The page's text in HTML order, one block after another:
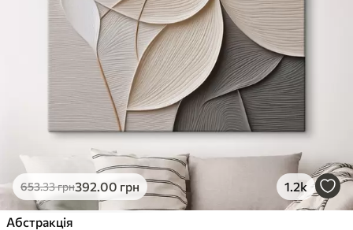
653.33грн392.00 грн 1.2k
Абстракція